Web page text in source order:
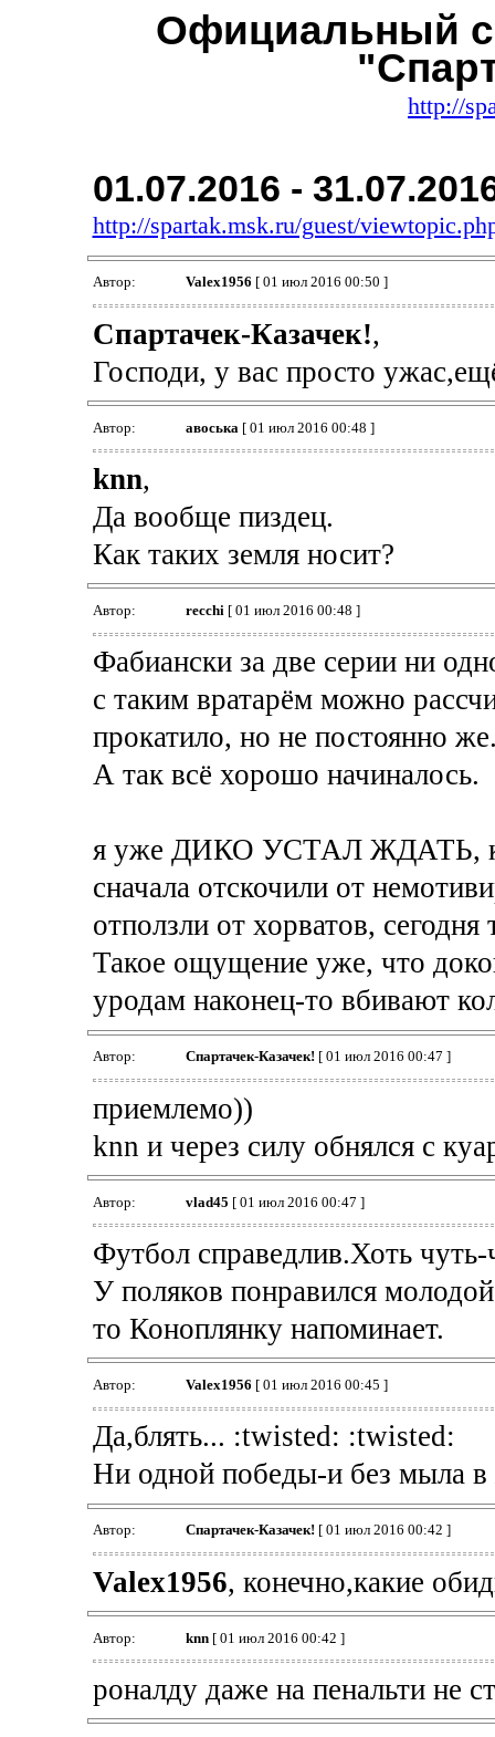
Официальный
http://
01.07.2016 -
http://spartak.msk.ru/guest/
Автор: Valex1956 [ 01 июл 2016 00:50 ]
Спартачек-Казачек!,
Господи, у вас просто
Автор: авоська [ 01 июл 2016 00:48 ]
knn,
Да вообще пиздец.
Как таких земля носит?
Автор: recchi [ 01 июл 2016 00:48 ]
Фабиански за две серии ни
с таким вратарём можно
прокатило, но не постоянно
А так всё хорошо начиналось.
я уже ДИКО УСТАЛ ЖДАТЬ,
сначала отскочили от
отползли от хорватов,
Такое ощущение уже, что
уродам наконец-то вбивают
Автор: Спартачек-Казачек! [ 01 июл 2016 00:47 ]
приемлемо))
knn и через силу обнялся с
Автор: vlad45 [ 01 июл 2016 00:47 ]
Футбол справедлив.Хоть
У поляков понравился
то Коноплянку напоминает.
Автор: Valex1956 [ 01 июл 2016 00:45 ]
Да,блять... :twisted: :twisted:
Ни одной победы-и без мыла в
Автор: Спартачек-Казачек! [ 01 июл 2016 00:42 ]
Valex1956, конечно,какие
Автор: knn[ 01 июл 2016 00:42 ]
роналду даже на пенальти не